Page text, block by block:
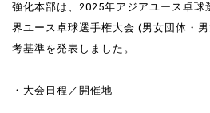
強化本部は、2025年アジアユース卓
界ユース卓球選手権大会 (男女団体・
考基準を発表しました。
・大会日程／開催地